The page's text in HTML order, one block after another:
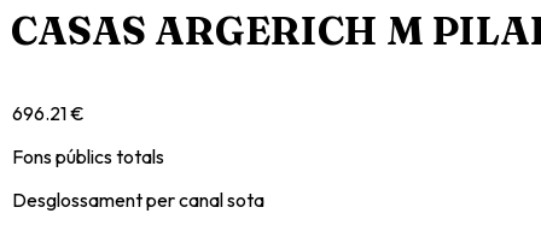
CASAS ARGERICH M
696.21 €
Fons públics totals
Desglossament per canal sota